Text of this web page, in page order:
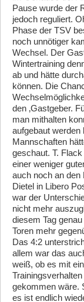
Pause wurde der
jedoch reguliert.
Phase der TSV
noch unnötiger
Wechsel. Der
Wintertraining
ab und hätte
können. Die
den ‚Gastgeber.
man mithalten
aufgebaut werden
Mannschaften
geschaut. T.
einer weniger
auch noch an
Dietel in Libero
war der
nicht mehr
diesem Tag
Toren mehr
Das 4:2
allem war das
weiß, ob es mit
gekommen wäre.
es ist endlich